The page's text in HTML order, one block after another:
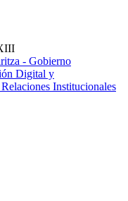
- Gobierno
Digital y
Institucionales